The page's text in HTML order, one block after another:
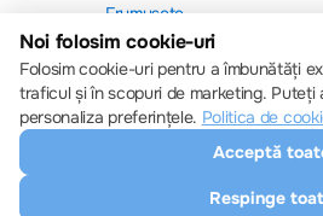
Frumusețe
Setări
Politica de
Noi folosim cookie-uri
Folosim cookie-uri pentru a îmbunătăți
traficul și în scopuri de marketing. Puteți
personaliza preferințele. Politica de
Acceptă
Respinge